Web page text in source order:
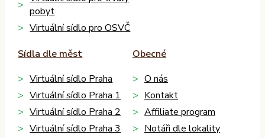
pobyt
Virtuální sídlo pro OSVČ
Sídla dle měst
Virtuální sídlo Praha
Virtuální sídlo Praha 1
Virtuální sídlo Praha 2
Virtuální sídlo Praha 3
Obecné
O nás
Kontakt
Affiliate program
Notáři dle lokality